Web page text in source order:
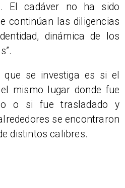
El cadáver no ha sido
continúan las diligencias
dinámica de los
se investiga es si el
mismo lugar donde fue
o si fue trasladado y
se encontraron
distintos calibres.